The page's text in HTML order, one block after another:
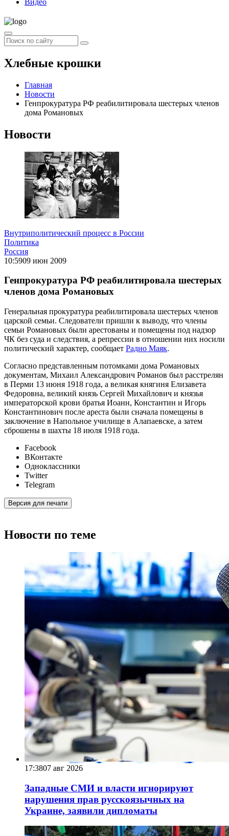
Видео
Хлебные крошки
Главная
Новости
Генпрокуратура РФ реабилитировала шестерых членов
дома Романовых
Новости
Внутриполитический процесс в России
Политика
Россия
10:5909 июн 2009
Генпрокуратура РФ реабилитировала шестерых
членов дома Романовых
Генеральная прокуратура реабилитировала шестерых членов
царской семьи. Следователи пришли к выводу, что члены
семьи Романовых были арестованы и помещены под надзор
ЧК без суда и следствия, а репрессии в отношении них носили
политический характер, сообщает Радио Маяк.
Согласно представленным потомками дома Романовых
документам, Михаил Александрович Романов был расстрелян
в Перми 13 июня 1918 года, а великая княгиня Елизавета
Федоровна, великий князь Сергей Михайлович и князья
императорской крови братья Иоанн, Константин и Игорь
Константинович после ареста были сначала помещены в
заключение в Напольное училище в Алапаевске, а затем
сброшены в шахты 18 июля 1918 года.
Facebook
ВКонтакте
Одноклассники
Twitter
Telegram
Версия для печати
Новости по теме
17:3807 авг 2026
Западные СМИ и власти игнорируют
нарушения прав русскоязычных на
Украине, заявили дипломаты